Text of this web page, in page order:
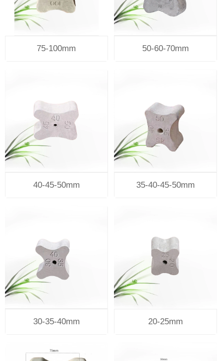
75-100mm 50-60-70mm
40-45-50mm 35-40-45-50mm
30-35-40mm 20-25mm